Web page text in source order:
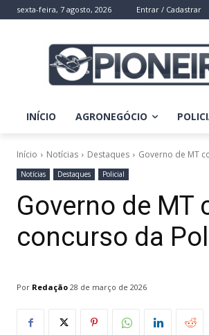
sexta-feira, 7 agosto, 2026 Entrar / Cadastrar
INÍCIO AGRONEGÓCIO
Início Notícias Destaques Governo de MT
Notícias Destaques Policial
Governo de
concurso da
Por Redação 28 de março de 2026